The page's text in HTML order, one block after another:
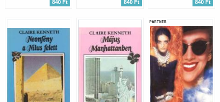
840 Ft 840 Ft 840 Ft
PARTNER